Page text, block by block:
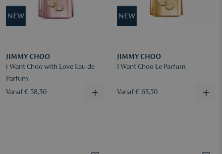
JIMMY CHOO
i Want Choo with Love Eau de
Parfum
Vanaf € 58,30
JIMMY CHOO
I Want Choo Le Parfum
Vanaf € 63,50